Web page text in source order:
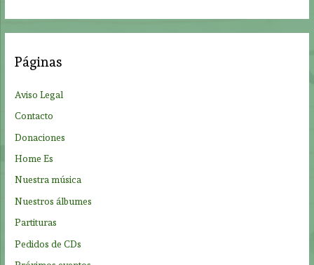
c
r
:
Páginas
Aviso Legal
Contacto
Donaciones
Home Es
Nuestra música
Nuestros álbumes
Partituras
Pedidos de CDs